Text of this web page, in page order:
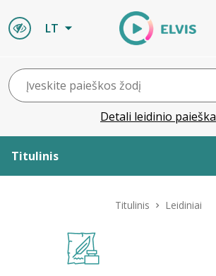
LT
Detali leidinio paieška
Titulinis
Titulinis Leidiniai